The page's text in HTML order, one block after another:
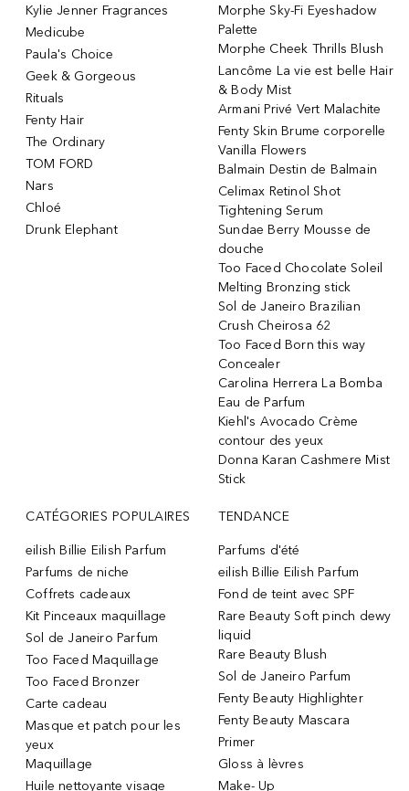
Kylie Jenner Fragrances
Medicube
Paula's Choice
Geek & Gorgeous
Rituals
Fenty Hair
The Ordinary
TOM FORD
Nars
Chloé
Drunk Elephant
Morphe Sky-Fi Eyeshadow
Palette
Morphe Cheek Thrills Blush
Lancôme La vie est belle Hair
& Body Mist
Armani Privé Vert Malachite
Fenty Skin Brume corporelle
Vanilla Flowers
Balmain Destin de Balmain
Celimax Retinol Shot
Tightening Serum
Sundae Berry Mousse de
douche
Too Faced Chocolate Soleil
Melting Bronzing stick
Sol de Janeiro Brazilian
Crush Cheirosa 62
Too Faced Born this way
Concealer
Carolina Herrera La Bomba
Eau de Parfum
Kiehl's Avocado Crème
contour des yeux
Donna Karan Cashmere Mist
Stick
CATÉGORIES POPULAIRES
eilish Billie Eilish Parfum
Parfums de niche
Coffrets cadeaux
Kit Pinceaux maquillage
Sol de Janeiro Parfum
Too Faced Maquillage
Too Faced Bronzer
Carte cadeau
Masque et patch pour les
yeux
Maquillage
Huile nettoyante visage
TENDANCE
Parfums d'été
eilish Billie Eilish Parfum
Fond de teint avec SPF
Rare Beauty Soft pinch dewy
liquid
Rare Beauty Blush
Sol de Janeiro Parfum
Fenty Beauty Highlighter
Fenty Beauty Mascara
Primer
Gloss à lèvres
Make- Up